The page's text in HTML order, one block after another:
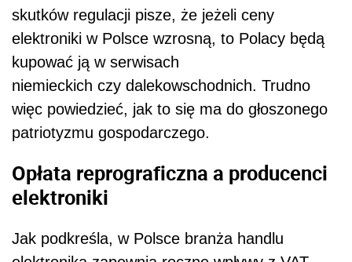
Jak podkreśla, w Polsce branża handlu
elektroniką zapewnia roczne wpływy z VAT
w wysokości ok. 5 mld zł jedynie z urządzeń
mających być objętych proponowaną opłatą
i utrzymuje ok. 100 tys. miejsc pracy. Nowa
opłata – nie dość, że odbiłaby się na kieszeni
najmniej zamożnych Polaków i zwiększyłaby
problem wykluczenia cyfrowego –
gałęzi gospodarki.